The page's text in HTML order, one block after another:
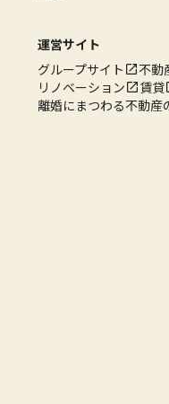
運営サイト
グループサイト
不動
リノベーション
賃貸
離婚にまつわる不動産